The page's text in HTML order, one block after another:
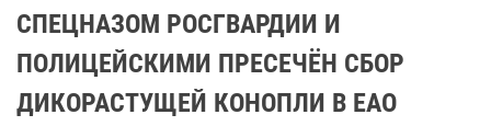
СПЕЦНАЗОМ РОСГВАРДИИ И
ПОЛИЦЕЙСКИМИ ПРЕСЕЧЁН СБОР
ДИКОРАСТУЩЕЙ КОНОПЛИ В ЕАО